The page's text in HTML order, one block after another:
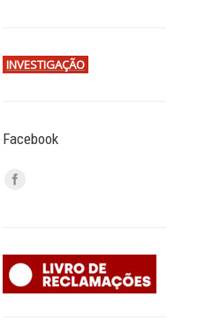
INVESTIGAÇÃO
Facebook